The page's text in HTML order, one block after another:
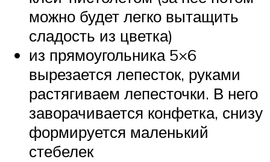
можно будет легко вытащить
сладость из цветка)
из прямоугольника 5×6
вырезается лепесток, руками
растягиваем лепесточки. В него
заворачивается конфетка, снизу
формируется маленький
стебелек